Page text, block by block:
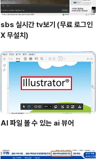
sbs 실시간 tv보기 (무료 로그인
X 무설치)
AI 파일 볼 수 있는 ai 뷰어